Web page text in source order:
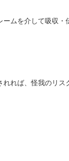
ムを介して吸収
れば、怪我のリ